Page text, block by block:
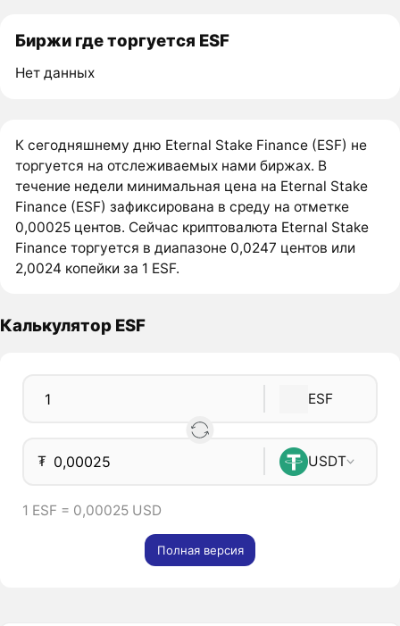
Биржи где торгуется ESF
Нет данных
К сегодняшнему дню Eternal Stake Finance (ESF) не
торгуется на отслеживаемых нами биржах. В
течение недели минимальная цена на Eternal Stake
Finance (ESF) зафиксирована в среду на отметке
0,00025 центов. Сейчас криптовалюта Eternal Stake
Finance торгуется в диапазоне 0,0247 центов или
2,0024 копейки за 1 ESF.
Калькулятор ESF
ESF
₮ USDT
1 ESF = 0,00025 USD
Полная версия